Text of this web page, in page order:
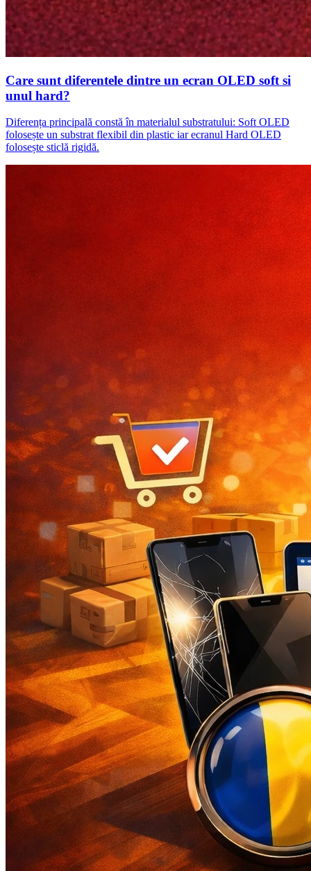
Care sunt diferentele dintre un ecran OLED soft si
unul hard?
Diferența principală constă în materialul substratului: Soft OLED
folosește un substrat flexibil din plastic iar ecranul Hard OLED
folosește sticlă rigidă.